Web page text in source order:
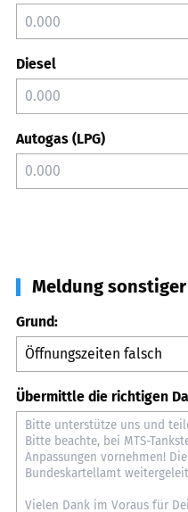
Diesel
Autogas (LPG)
Meldung
Grund:
Übermittle die richtigen